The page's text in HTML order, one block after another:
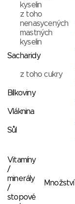
kyselin
z toho
nenasycených
mastných
kyselin
Sacharidy
z toho cukry
Bílkoviny
Vláknina
Sůl
Vitamíny
/
minerály
/
stopové
Množství